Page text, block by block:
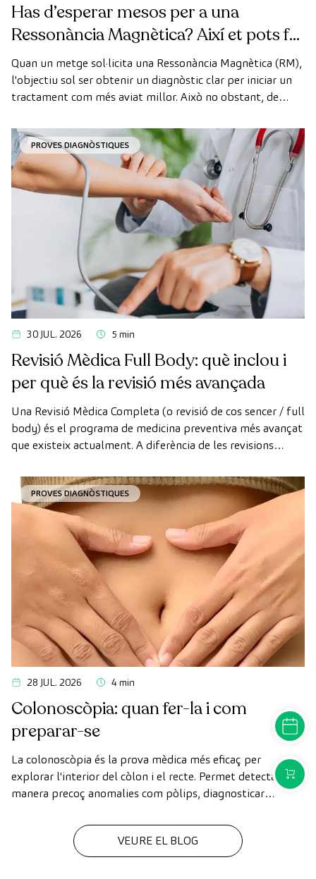
Has d’esperar mesos per a una
Ressonància Magnètica? Així et pots fer
la prova de manera ràpida com a
pacient privat
Quan un metge sol·licita una Ressonància Magnètica (RM),
l'objectiu sol ser obtenir un diagnòstic clar per iniciar un
tractament com més aviat millor. Això no obstant, de
poden trigar més del desitjat.
PROVES DIAGNÒSTIQUES
30 JUL. 2026 5 min
Revisió Mèdica Full Body: què inclou i
per què és la revisió més avançada
Una Revisió Mèdica Completa (o revisió de cos sencer / full
body) és el programa de medicina preventiva més avançat
que existeix actualment. A diferència de les revisions
diagnòstic per la imatge d'última generació per avaluar de
manera exhaustiva l'estat dels òrgans vitals, el sistema
vascular i el cervell abans que apareguin els primers
símptomes.
PROVES DIAGNÒSTIQUES
28 JUL. 2026 4 min
Colonoscòpia: quan fer-la i com
preparar-se
La colonoscòpia és la prova mèdica més eficaç per
explorar l'interior del còlon i el recte. Permet detectar de
manera precoç anomalies com pòlips, diagnosticar
VEURE EL BLOG